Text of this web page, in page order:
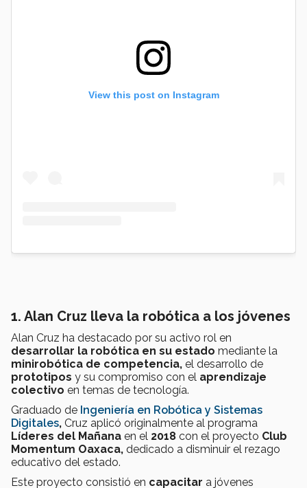
View this post on Instagram
1. Alan Cruz lleva la robótica a los jóvenes
Alan Cruz ha destacado por su activo rol en
desarrollar la robótica en su estado mediante la
minirobótica de competencia, el desarrollo de
prototipos y su compromiso con el aprendizaje
colectivo en temas de tecnología.
Graduado de Ingeniería en Robótica y Sistemas
Digitales, Cruz aplicó originalmente al programa
Líderes del Mañana en el 2018 con el proyecto Club
Momentum Oaxaca, dedicado a disminuir el rezago
educativo del estado.
Este proyecto consistió en capacitar a jóvenes